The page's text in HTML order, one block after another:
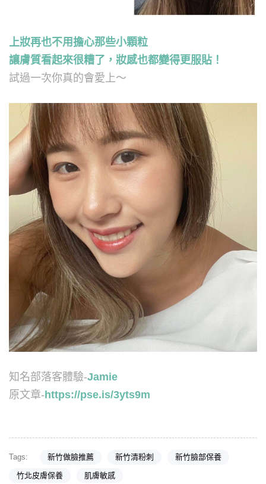
上妝再也不用擔心那些小顆粒
讓膚質看起來很糟了，妝感也都變得更服貼！
試過一次你真的會愛上～
知名部落客體驗-Jamie
原文章- https://pse.is/3yts9m
Tags: 新竹做臉推薦 新竹清粉刺 新竹臉部保養
竹北皮膚保養 肌膚敏感